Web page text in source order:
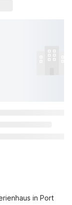
in Port